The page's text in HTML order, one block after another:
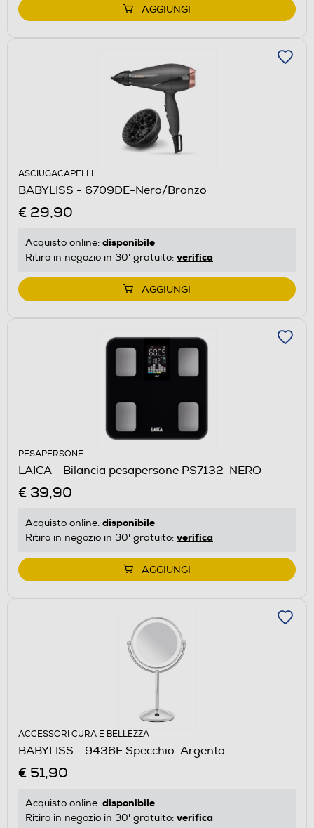
AGGIUNGI
ASCIUGACAPELLI
BABYLISS - 6709DE-Nero/Bronzo
€ 29,90
Acquisto online: disponibile
Ritiro in negozio in 30' gratuito: verifica
AGGIUNGI
PESAPERSONE
LAICA - Bilancia pesapersone PS7132-NERO
€ 39,90
Acquisto online: disponibile
Ritiro in negozio in 30' gratuito: verifica
AGGIUNGI
ACCESSORI CURA E BELLEZZA
BABYLISS - 9436E Specchio-Argento
€ 51,90
Acquisto online: disponibile
Ritiro in negozio in 30' gratuito: verifica